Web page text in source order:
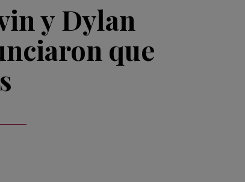
y Dylan
que